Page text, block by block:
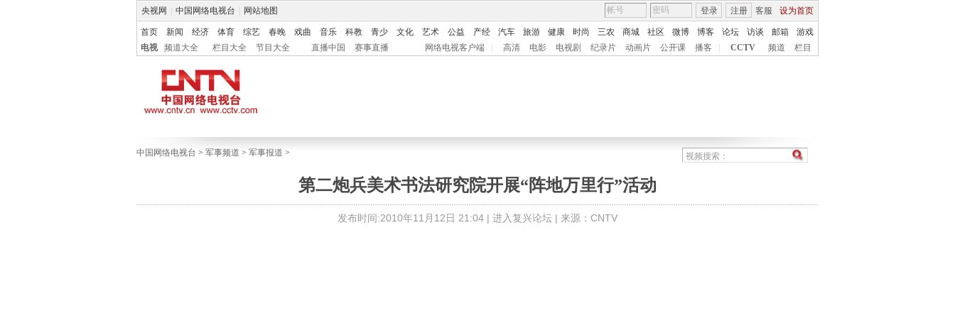
央视网 中国网络电视台 网站地图 客服 设为首页
登录 注册
首页 新闻 经济 体育 综艺 春晚 戏曲 音乐 科教 青少 文化 艺术 公益 产经 汽车 旅游 健康 时尚 三农 商城 社区 微博 博客 论坛 访谈 邮箱
游戏
电视
频道大全 栏目大全 节目大全 直播中国 赛事直播 网络电视客户端 高清 电影 电视剧 纪录片 动画片 公开课 播客 CCTV 频道 栏目
中国网络电视台 > 军事频道 > 军事报道 >
第二炮兵美术书法研究院开展“阵地万里行”活动
发布时间:2010年11月12日 21:04 | 进入复兴论坛 | 来源：CNTV